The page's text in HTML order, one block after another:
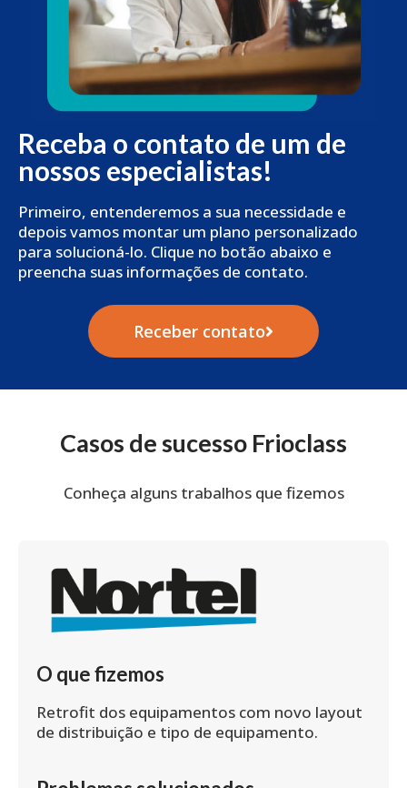
Receba o contato de um de
nossos especialistas!
Primeiro, entenderemos a sua necessidade e
depois vamos montar um plano personalizado
para solucioná-lo. Clique no botão abaixo e
preencha suas informações de contato.
Receber contato
Casos de sucesso Frioclass
Conheça alguns trabalhos que fizemos
O que fizemos
Retrofit dos equipamentos com novo layout
de distribuição e tipo de equipamento.